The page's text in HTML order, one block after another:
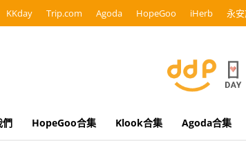
KKday Trip.com Agoda HopeGoo iHerb 永
們 HopeGoo合集 Klook合集 Agoda合集